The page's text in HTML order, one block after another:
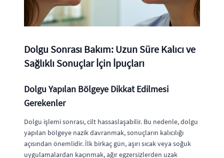
Dolgu Sonrası Bakım: Uzun Süre Kalıcı ve
Sağlıklı Sonuçlar İçin İpuçları
Dolgu Yapılan Bölgeye Dikkat Edilmesi
Gerekenler
Dolgu işlemi sonrası, cilt hassaslaşabilir. Bu nedenle, dolgu
yapılan bölgeye nazik davranmak, sonuçların kalıcılığı
açısından önemlidir. İlk birkaç gün, aşırı sıcak veya soğuk
uygulamalardan kaçınmak, ağır egzersizlerden uzak